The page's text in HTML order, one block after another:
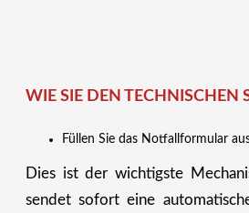
WIE SIE DEN TECHNISCHEN
Füllen Sie das Notfallformular
Dies ist der wichtigste
sendet sofort eine